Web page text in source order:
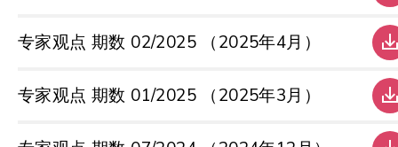
专家观点 期数 02/2025 （2025年4月）
专家观点 期数 01/2025 （2025年3月）